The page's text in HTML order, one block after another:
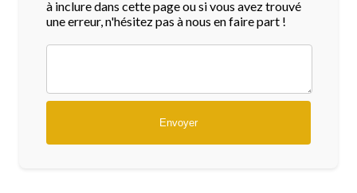
à inclure dans cette page ou si vous avez trouvé
une erreur, n'hésitez pas à nous en faire part !